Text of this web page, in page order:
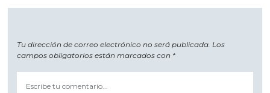
Tu dirección de correo electrónico no será publicada. Los
campos obligatorios están marcados con *